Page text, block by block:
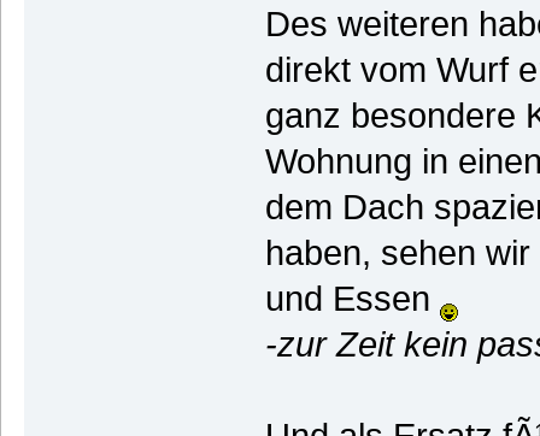
Des weiteren
direkt vom Wurf
ganz besondere
Wohnung in
dem Dach
haben, sehen
und Essen
-zur Zeit kein